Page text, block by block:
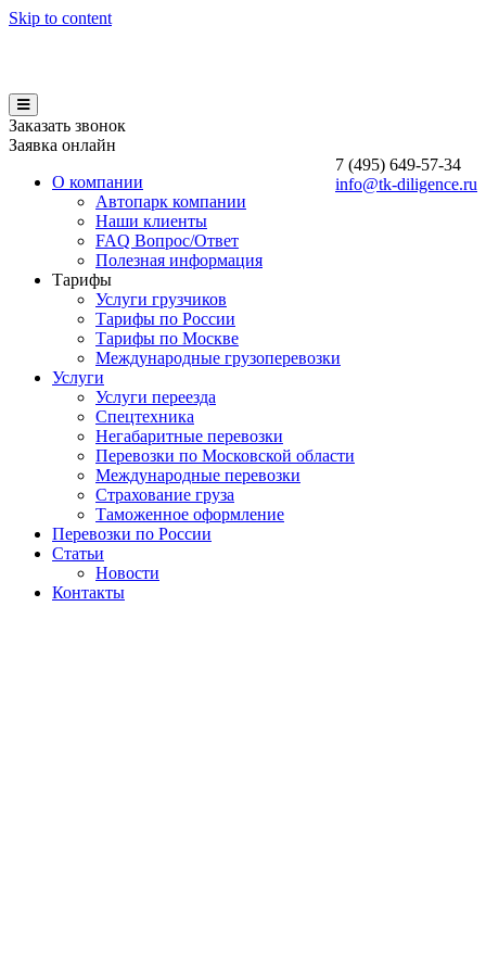
Skip to content
Заказать звонок
Заявка онлайн
7 (495) 649-57-34
info@tk-diligence.ru
О компании
Автопарк компании
Наши клиенты
FAQ Вопрос/Ответ
Полезная информация
Тарифы
Услуги грузчиков
Тарифы по России
Тарифы по Москве
Международные грузоперевозки
Услуги
Услуги переезда
Спецтехника
Негабаритные перевозки
Перевозки по Московской области
Международные перевозки
Страхование груза
Таможенное оформление
Перевозки по России
Статьи
Новости
Контакты